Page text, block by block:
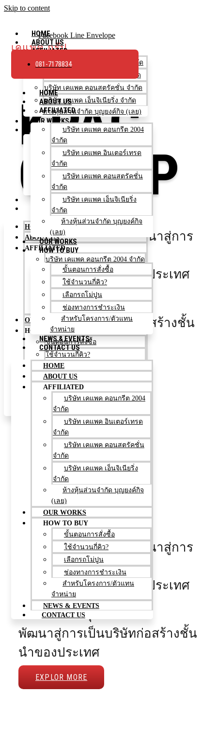
Skip to content
HOME
ABOUT US
AFFILIATED
บริษัท เคแพค คอนกรีต 2004 จำกัด
บริษัท เคแพค อินเตอร์เทรด จำกัด
บริษัท เคแพค คอนสตรัคชั่น จำกัด
บริษัท เคแพค เอ็นจิเนียริ่ง จำกัด
ห้างหุ้นส่วนจำกัด บุญยงค์กิจ (เลย)
OUR WORKS
HOW TO BUY
ขั้นตอนการสั่งซื้อ
ใช้จำนวนกี่คิว?
เลือกรถโม่ปูน
ช่องทางการชำระเงิน
สำหรับโครงการ/ตัวแทนจำหน่าย
NEWS & EVENTS
CONTACT US
HOME
ABOUT US
AFFILIATED
บริษัท เคแพค คอนกรีต 2004 จำกัด
บริษัท เคแพค อินเตอร์เทรด จำกัด
บริษัท เคแพค คอนสตรัคชั่น จำกัด
บริษัท เคแพค เอ็นจิเนียริ่ง จำกัด
ห้างหุ้นส่วนจำกัด บุญยงค์กิจ (เลย)
OUR WORKS
HOW TO BUY
ขั้นตอนการสั่งซื้อ
ใช้จำนวนกี่คิว?
เลือกรถโม่ปูน
ช่องทางการชำระเงิน
สำหรับโครงการ/ตัวแทนจำหน่าย
NEWS & EVENTS
CONTACT US
Facebook
081-7178834
Facebook Line Envelope
081-7178834
HOME
ABOUT US
AFFILIATED
บริษัท เคแพค คอนกรีต 2004
จำกัด
บริษัท เคแพค อินเตอร์เทรด
จำกัด
บริษัท เคแพค คอนสตรัคชั่น
จำกัด
บริษัท เคแพค เอ็นจิเนียริ่ง
จำกัด
ห้างหุ้นส่วนจำกัด บุญยงค์กิจ
(เลย)
OUR WORKS
HOW TO BUY
ขั้นตอนการสั่งซื้อ
ใช้จำนวนกี่คิว?
เลือกรถโม่ปูน
ช่องทางการชำระเงิน
สำหรับโครงการ/ตัวแทน
จำหน่าย
NEWS & EVENTS
CONTACT US
HOME
ABOUT US
AFFILIATED
บริษัท เคแพค คอนกรีต 2004
จำกัด
บริษัท เคแพค อินเตอร์เทรด
จำกัด
บริษัท เคแพค คอนสตรัคชั่น
จำกัด
บริษัท เคแพค เอ็นจิเนียริ่ง
จำกัด
ห้างหุ้นส่วนจำกัด บุญยงค์กิจ
(เลย)
OUR WORKS
HOW TO BUY
ขั้นตอนการสั่งซื้อ
ใช้จำนวนกี่คิว?
เลือกรถโม่ปูน
ช่องทางการชำระเงิน
สำหรับโครงการ/ตัวแทน
จำหน่าย
NEWS & EVENTS
CONTACT US
เคแพค กรุ๊ป
KPAC
GROUP
สร้างผลงานคุณภาพ พัฒนาสู่การ
เป็น
บริษัทก่อสร้างชั้นนำของประเทศ
สร้างผลงานคุณภาพ
พัฒนาสู่การเป็นบริษัทก่อสร้างชั้น
นำของประเทศ
EXPLOR MORE
เคแพค กรุ๊ป
KPAC
GROUP
สร้างผลงานคุณภาพ พัฒนาสู่การ
บริษัทก่อสร้างชั้นนำของประเทศ
สร้างผลงานคุณภาพ
พัฒนาสู่การเป็นบริษัทก่อสร้างชั้น
นำของประเทศ
EXPLOR MORE